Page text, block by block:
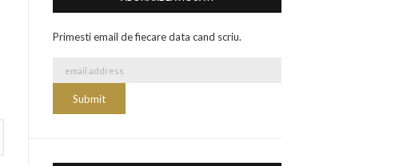
Primesti email de fiecare data cand scriu.